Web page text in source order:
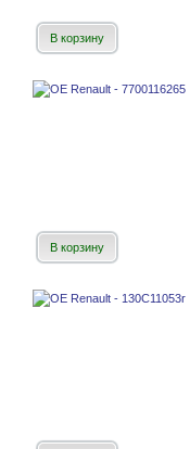
В корзину
В корзину